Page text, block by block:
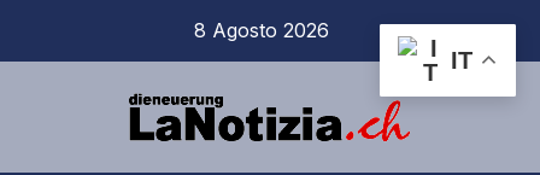
8 Agosto 2026
IT